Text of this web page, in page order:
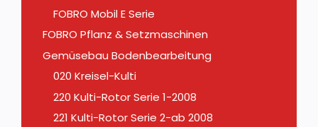
FOBRO Mobil E Serie
FOBRO Pflanz & Setzmaschinen
Gemüsebau Bodenbearbeitung
020 Kreisel-Kulti
220 Kulti-Rotor Serie 1-2008
221 Kulti-Rotor Serie 2-ab 2008